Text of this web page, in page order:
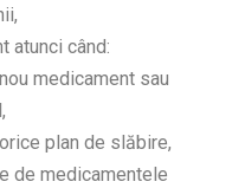
atunci când:
medicament sau
plan de slăbire,
de medicamentele